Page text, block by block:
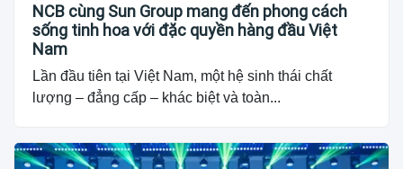
NCB cùng Sun Group mang đến phong cách
sống tinh hoa với đặc quyền hàng đầu Việt
Nam
Lần đầu tiên tại Việt Nam, một hệ sinh thái chất
lượng – đẳng cấp – khác biệt và toàn...